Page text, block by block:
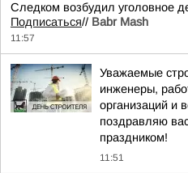
Следком возбудил уголовное
Подписаться// Babr Mash
11:57
Уважаемые
инженеры,
организаций и
поздравляю
праздником!
11:51